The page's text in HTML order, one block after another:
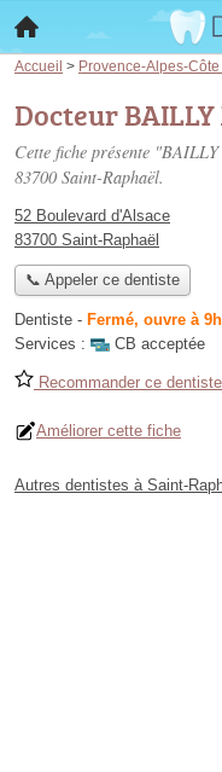
Accueil > Provence-Alpes-
Docteur
Cette fiche présente
83700 Saint-Raphaël.
52 Boulevard d'Alsace
83700 Saint-Raphaël
📞 Appeler ce dentiste
Dentiste - Fermé, ouvre à 9h
Services :
CB acceptée
Recommander ce dentiste
Améliorer cette fiche
Autres dentistes à Saint-